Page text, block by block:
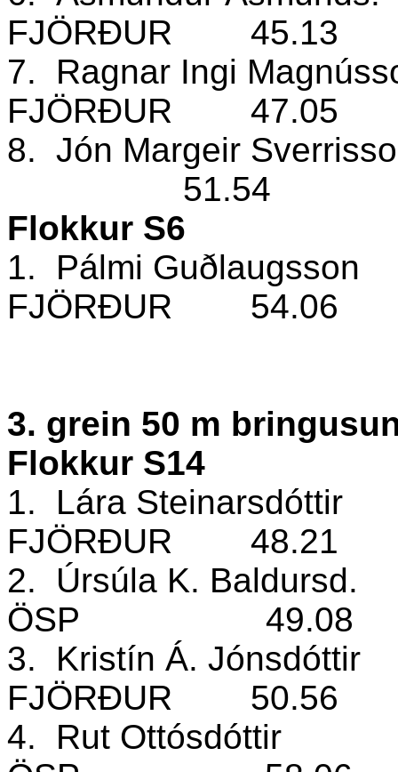
FJÖRÐUR
45.13
7.
Ragnar Ingi
FJÖRÐUR
47.05
8. Jón Margeir
51.54
Flokkur S6
1.
Pálmi Guðlaugsson
FJÖRÐUR
54.06
3. grein 50 m
Flokkur S14
1.
Lára Steinarsdóttir
FJÖRÐUR
48.21
2.
Úrsúla K. Baldursd.
ÖSP
49.08
3.
Kristín Á. Jónsdóttir
FJÖRÐUR
50.56
4.
Rut Ottósdóttir